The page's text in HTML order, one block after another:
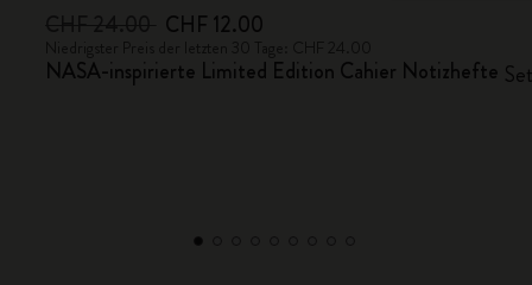
CHF 12.00
NASA-inspirierte Limited Edition Cahier Notizhefte